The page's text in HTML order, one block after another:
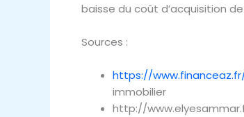
baisse du coût d’acquisition
Sources :
https://
immobilier
http://